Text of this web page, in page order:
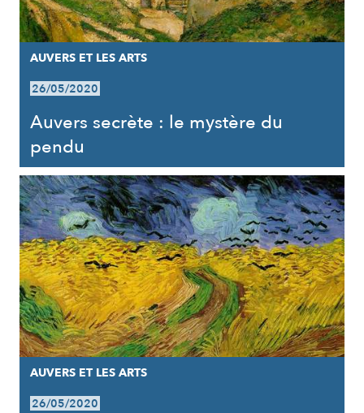
AUVERS ET LES ARTS
26/05/2020
Auvers secrète : le mystère du
pendu
AUVERS ET LES ARTS
26/05/2020